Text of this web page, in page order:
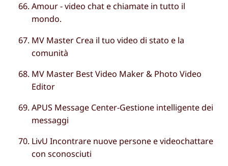
Amour - video chat e chiamate in tutto il
mondo.
MV Master Crea il tuo video di stato e la
comunità
MV Master Best Video Maker & Photo Video
Editor
APUS Message Center-Gestione intelligente dei
messaggi
LivU Incontrare nuove persone e videochattare
con sconosciuti